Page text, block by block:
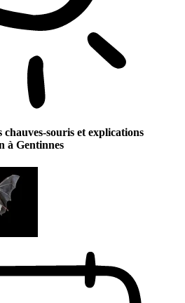
chauves-souris et explications
à Gentinnes